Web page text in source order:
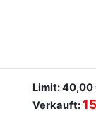
Limit: 40,00
Verkauft: